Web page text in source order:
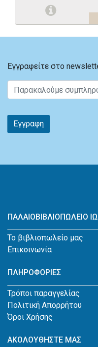
Εγγραφείτε στο
Εγγραφη
ΠΑΛΑΙΟΒΙΒΛΙΟΠΩΛΕΙΟ
Το βιβλιοπωλείο μας
Επικοινωνία
ΠΛΗΡΟΦΟΡΙΕΣ
Τρόποι παραγγελίας
Πολιτική Απορρήτου
Όροι Χρήσης
ΑΚΟΛΟΥΘΗΣΤΕ ΜΑΣ